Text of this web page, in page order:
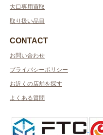
大口専用買取
取り扱い品目
CONTACT
お問い合わせ
プライバシーポリシー
お近くの店舗を探す
よくある質問